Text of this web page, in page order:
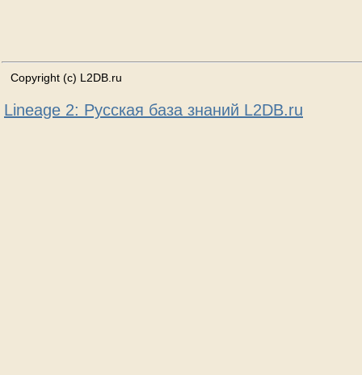
Copyright (c) L2DB.ru
Lineage 2: Русская база знаний L2DB.ru